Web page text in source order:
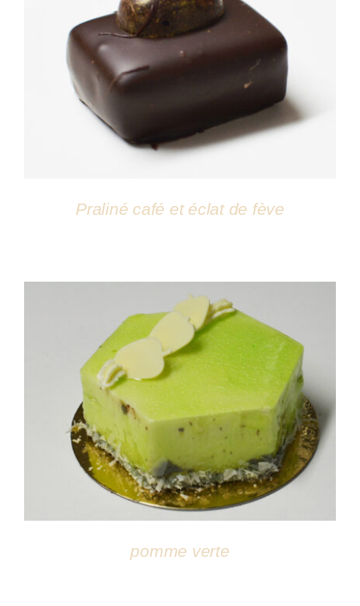
DÉTAILS
Praliné café et éclat de fève
DÉTAILS
pomme verte